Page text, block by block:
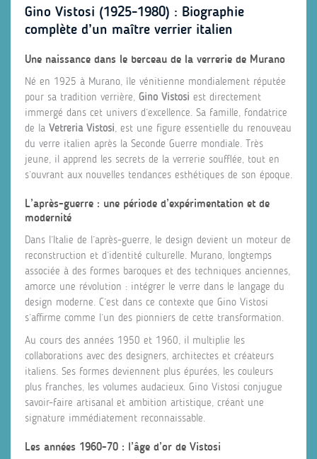
Gino Vistosi (1925-1980) : Biographie
complète d’un maître verrier italien
Une naissance dans le berceau de la verrerie de Murano
Né en 1925 à Murano, île vénitienne mondialement réputée
pour sa tradition verrière, Gino Vistosi est directement
immergé dans cet univers d’excellence. Sa famille, fondatrice
de la Vetreria Vistosi, est une figure essentielle du renouveau
du verre italien après la Seconde Guerre mondiale. Très
jeune, il apprend les secrets de la verrerie soufflée, tout en
s’ouvrant aux nouvelles tendances esthétiques de son époque.
L’après-guerre : une période d’expérimentation et de
modernité
Dans l’Italie de l’après-guerre, le design devient un moteur de
reconstruction et d’identité culturelle. Murano, longtemps
associée à des formes baroques et des techniques anciennes,
amorce une révolution : intégrer le verre dans le langage du
design moderne. C’est dans ce contexte que Gino Vistosi
s’affirme comme l’un des pionniers de cette transformation.
Au cours des années 1950 et 1960, il multiplie les
collaborations avec des designers, architectes et créateurs
italiens. Ses formes deviennent plus épurées, les couleurs
plus franches, les volumes audacieux. Gino Vistosi conjugue
savoir-faire artisanal et ambition artistique, créant une
signature immédiatement reconnaissable.
Les années 1960-70 : l’âge d’or de Vistosi